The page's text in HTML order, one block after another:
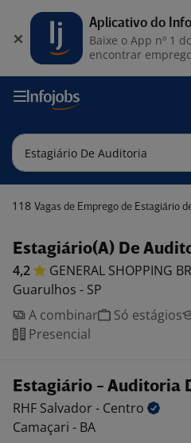
118 Vagas de Emprego de Estagiário
Estagiário(A) De
4,2 GENERAL SHOPPING
Guarulhos - SP
A combinar
Só estágios
Presencial
Estagiário - Auditoria
RHF Salvador - Centro
Camaçari - BA
Aplicativo do
Baixe o App nº 1
encontrar